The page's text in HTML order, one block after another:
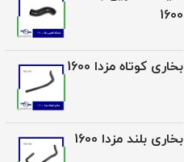
1600
بخاری کوتاه مزدا 1600
بخاری بلند مزدا 1600